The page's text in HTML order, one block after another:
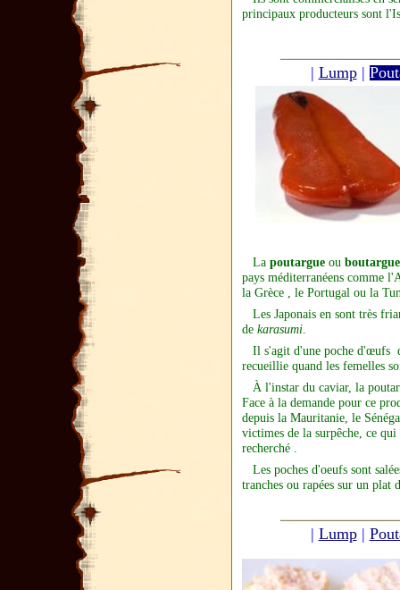
principaux producteurs sont
| Lump|
La poutargue ou boutargue
pays méditerranéens comme l'
la Grèce , le Portugal ou la
Les Japonais en sont très
de karasumi
Il s'agit d'une poche d'œufs
recueillie quand les femelles
À l'instar du caviar, la
Face à la demande pour ce
depuis la Mauritanie , le
victimes de la surpêche , ce
recherché .
Les poches d'oeufs sont
tranches ou rapées sur un plat
| Lump|